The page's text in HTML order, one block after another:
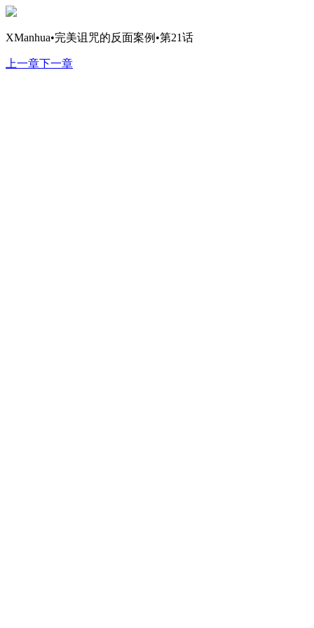
XManhua•完美诅咒的反面案例•第21话
上一章下一章